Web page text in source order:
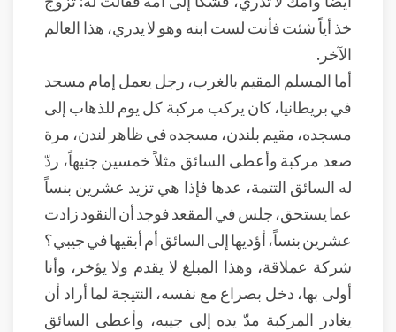
خذ أياً شئت فأنت لست ابنه وهو لا يدري، هذا العالم
الآخر.
أما المسلم المقيم بالغرب، رجل يعمل إمام مسجد
في بريطانيا، كان يركب مركبة كل يوم للذهاب إلى
مسجده، مقيم بلندن، مسجده في ظاهر لندن، مرة
صعد مركبة وأعطى السائق مثلاً خمسين جنيهاً، ردّ
له السائق التتمة، عدها فإذا هي تزيد عشرين بنساً
عما يستحق، جلس في المقعد فوجد أن النقود زادت
عشرين بنساً، أؤديها إلى السائق أم أبقيها في جيبي؟
شركة عملاقة، وهذا المبلغ لا يقدم ولا يؤخر، وأنا
أولى بها، دخل بصراع مع نفسه، النتيجة لما أراد أن
يغادر المركبة مدّ يده إلى جيبه، وأعطى السائق